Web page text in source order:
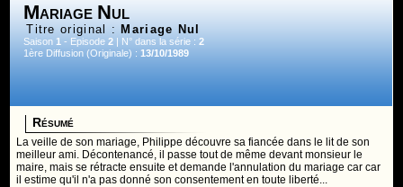
Mariage Nul
Titre original : Mariage Nul
Saison1 - Episode2 | N° dans la série :2
1ère Diffusion (Originale) :13/10/1989
Résumé
La veille de son mariage, Philippe découvre sa fiancée dans le lit de son
meilleur ami. Décontenancé, il passe tout de même devant monsieur le
maire, mais se rétracte ensuite et demande l'annulation du mariage car car
il estime qu'il n'a pas donné son consentement en toute liberté...